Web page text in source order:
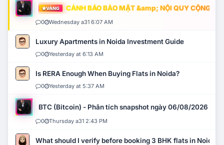
VÀNG CẢNH BÁO BẢO MẬT &amp; NỘI QUY CỘNG
0 Wednesday a31 6:07 AM
Luxury Apartments in Noida Investment Guide
0 Yesterday at 6:13 AM
Is RERA Enough When Buying Flats in Noida?
0 Yesterday at 5:37 AM
BTC (Bitcoin) - Phân tích snapshot ngày 06/08/2026
0 Thursday a31 2:43 PM
What should I verify before booking 3 BHK flats in Noida?